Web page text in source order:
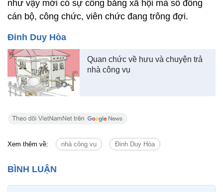
như vậy mới có sự công bằng xã hội mà số đông
cán bộ, công chức, viên chức đang trông đợi.
Đinh Duy Hòa
Quan chức về hưu và chuyện trả
nhà công vụ
Xem thêm về: nhà công vụ Đinh Duy Hòa